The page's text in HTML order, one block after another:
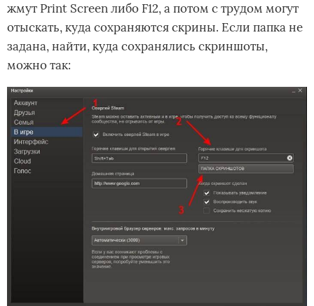
жмут Print Screen либо F12, а потом с трудом могут
отыскать, куда сохраняются скрины. Если папка не
задана, найти, куда сохранялись скриншоты,
можно так: